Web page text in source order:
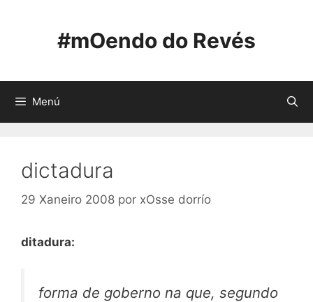
#mOendo do Revés
Menú
dictadura
29 Xaneiro 2008 por xOsse dorrío
ditadura:
forma de goberno na que, segundo